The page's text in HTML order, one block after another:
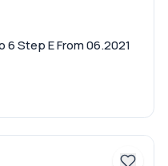
6 Step E From 06.2021